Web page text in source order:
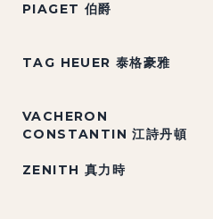
PIAGET 伯爵
TAG HEUER 泰格豪雅
VACHERON
CONSTANTIN 江詩丹頓
ZENITH 真力時